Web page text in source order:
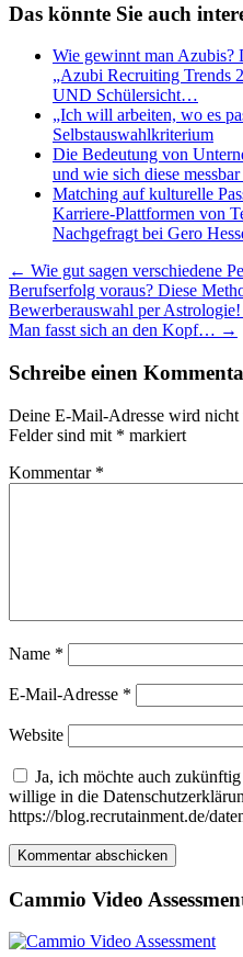
Das könnte Sie auch
Wie gewinnt man Azubis?
„Azubi Recruiting Trends
UND Schülersicht…
„Ich will arbeiten, wo es
Selbstauswahlkriterium
Die Bedeutung von
und wie sich diese
Matching auf kulturelle
Karriere-Plattformen von
Nachgefragt bei Gero
Beitragsnavigation
← Wie gut sagen verschiedene
Berufserfolg voraus? Diese
Bewerberauswahl per
Man fasst sich an den Kopf… →
Schreibe einen
Deine E-Mail-Adresse wird
Felder sind mit * markiert
Kommentar *
Name *
E-Mail-Adresse *
Website
Ja, ich möchte auch
willige in die
https://blog.recrutainment.de/
Cammio Video